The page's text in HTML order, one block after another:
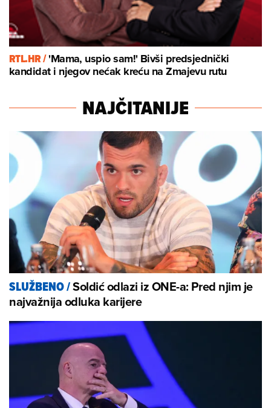
RTL.HR /'Mama, uspio sam!' Bivši predsjednički
kandidat i njegov nećak kreću na Zmajevu rutu
NAJČITANIJE
SLUŽBENO/Soldić odlazi iz ONE-a: Pred njim je
najvažnija odluka karijere